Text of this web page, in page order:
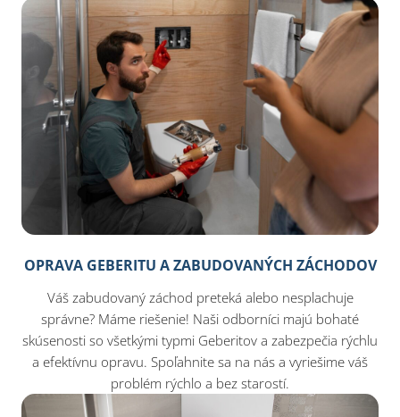
OPRAVA GEBERITU A ZABUDOVANÝCH ZÁCHODOV
Váš zabudovaný záchod preteká alebo nesplachuje
správne? Máme riešenie! Naši odborníci majú bohaté
skúsenosti so všetkými typmi Geberitov a zabezpečia rýchlu
a efektívnu opravu. Spoľahnite sa na nás a vyriešime váš
problém rýchlo a bez starostí.